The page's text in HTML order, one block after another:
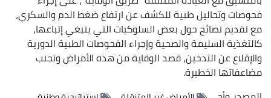
فحوصات وتحاليل طبية للكشف عن ارتفاع ضغط الدم والسكري،
مع تقديم نصائح حول بعض السلوكيات التي ينبغي إتباعها،
كالتغذية السليمة والصحية وإجراء الفحوصات الطبية الدورية
والإقلاع عن التدخين، قصد الوقاية من هذه الأمراض وتجنب
مضاعفاتها الخطيرة.